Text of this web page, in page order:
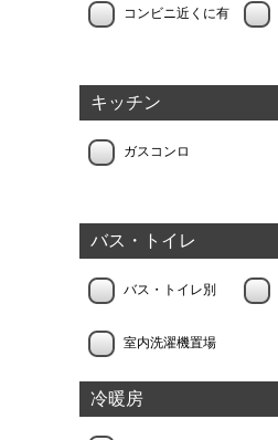
コンビニ近くに有
キッチン
ガスコンロ
バス・トイレ
バス・トイレ別
室内洗濯機置場
冷暖房